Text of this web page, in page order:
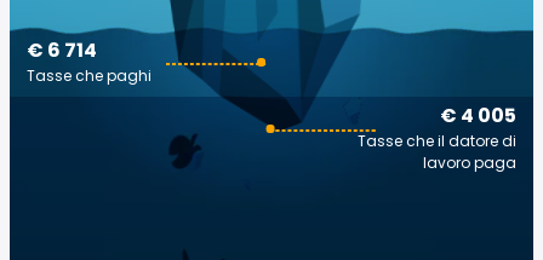
€ 4 005
Tasse che il datore di
lavoro paga
€ 6 714
Tasse che paghi